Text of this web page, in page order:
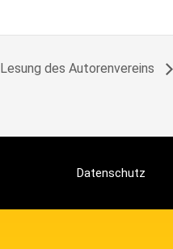
Lesung des Autorenvereins
Datenschutz